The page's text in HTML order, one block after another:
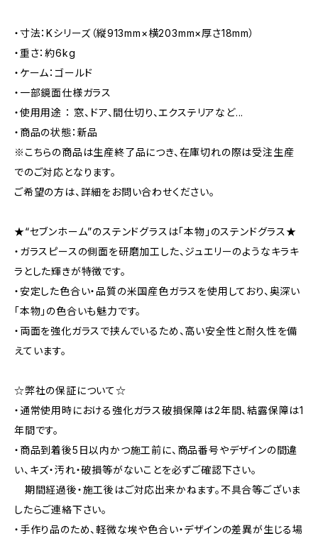
・寸法：Kシリーズ（縦913mm×横203mm×厚さ18mm）
・重さ：約6kg
・ケーム：ゴールド
・一部鏡面仕様ガラス
・使用用途 ： 窓、ドア、間仕切り、エクステリアなど...
・商品の状態：新品
※こちらの商品は生産終了品につき、在庫切れの際は受注生産
でのご対応となります。
ご希望の方は、詳細をお問い合わせください。
★“セブンホーム”のステンドグラスは「本物」のステンドグラス★
・ガラスピースの側面を研磨加工した、ジュエリーのようなキラキ
ラとした輝きが特徴です。
・安定した色合い・品質の米国産色ガラスを使用しており、奥深い
「本物」の色合いも魅力です。
・両面を強化ガラスで挟んでいるため、高い安全性と耐久性を備
えています。
☆弊社の保証について☆
・通常使用時における強化ガラス破損保障は2年間、結露保障は1
年間です。
・商品到着後5日以内かつ施工前に、商品番号やデザインの間違
い、キズ・汚れ・破損等がないことを必ずご確認下さい。
期間経過後・施工後はご対応出来かねます。不具合等ございま
したらご連絡下さい。
・手作り品のため、軽微な埃や色合い・デザインの差異が生じる場